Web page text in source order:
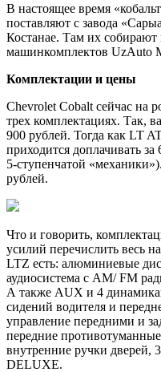
В настоящее время
поставляют с завода
Костанае. Там их
машинкомплектов UzAuto
Комплектации и цены
Chevrolet Cobalt сейчас на
трех комплектациях. Так,
900 рублей. Тогда как LT
приходится доплачивать
5-ступенчатой
рублей.
Что и говорить,
усилий перечислить весь
LTZ есть: алюминиевые
аудиосистема с AM/ FM
А также AUX и 4
сидений водителя и
управление передними и
передние
внутренние ручки дверей,
DELUXE.